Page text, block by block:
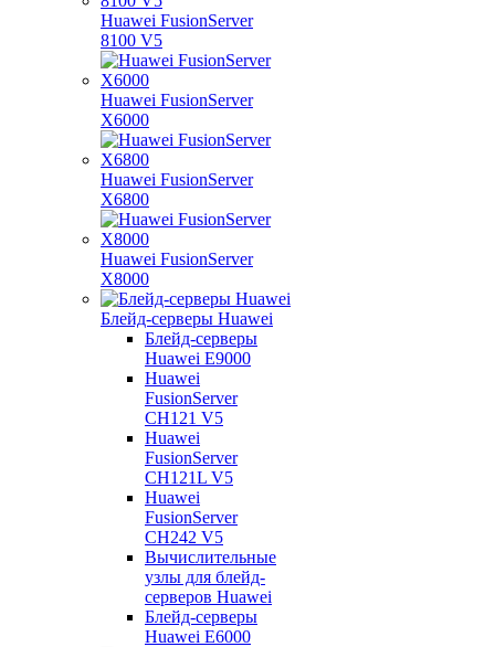
Huawei FusionServer
8100 V5
Huawei FusionServer
X6000
Huawei FusionServer
X6800
Huawei FusionServer
X8000
Блейд-серверы Huawei
Блейд-серверы
Huawei E9000
Huawei
FusionServer
CH121 V5
Huawei
FusionServer
CH121L V5
Huawei
FusionServer
CH242 V5
Вычислительные
узлы для блейд-
серверов Huawei
Блейд-серверы
Huawei E6000